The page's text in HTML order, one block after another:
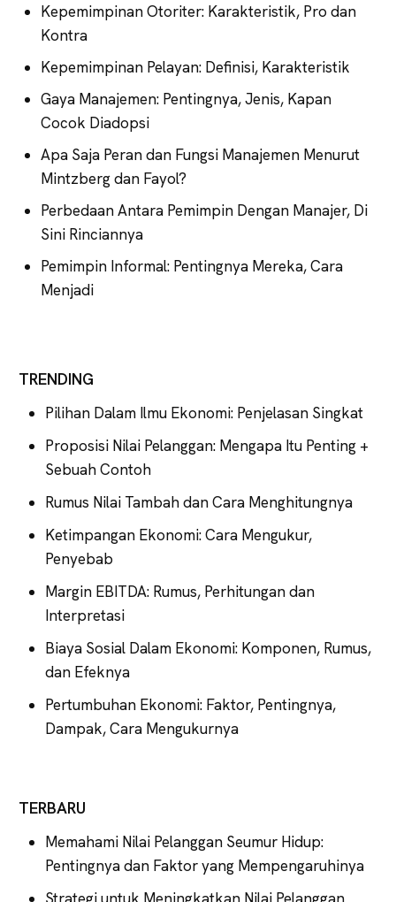
Kepemimpinan Otoriter: Karakteristik, Pro dan
Kontra
Kepemimpinan Pelayan: Definisi, Karakteristik
Gaya Manajemen: Pentingnya, Jenis, Kapan
Cocok Diadopsi
Apa Saja Peran dan Fungsi Manajemen Menurut
Mintzberg dan Fayol?
Perbedaan Antara Pemimpin Dengan Manajer, Di
Sini Rinciannya
Pemimpin Informal: Pentingnya Mereka, Cara
Menjadi
TRENDING
Pilihan Dalam Ilmu Ekonomi: Penjelasan Singkat
Proposisi Nilai Pelanggan: Mengapa Itu Penting +
Sebuah Contoh
Rumus Nilai Tambah dan Cara Menghitungnya
Ketimpangan Ekonomi: Cara Mengukur,
Penyebab
Margin EBITDA: Rumus, Perhitungan dan
Interpretasi
Biaya Sosial Dalam Ekonomi: Komponen, Rumus,
dan Efeknya
Pertumbuhan Ekonomi: Faktor, Pentingnya,
Dampak, Cara Mengukurnya
TERBARU
Memahami Nilai Pelanggan Seumur Hidup:
Pentingnya dan Faktor yang Mempengaruhinya